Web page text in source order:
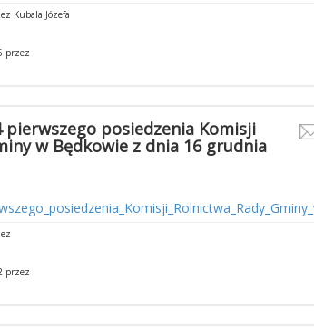
Kubala Józefa
przez
pierwszego posiedzenia Komisji
w Będkowie z dnia 16 grudnia
przez